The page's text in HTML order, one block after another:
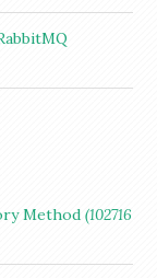
Method(102716